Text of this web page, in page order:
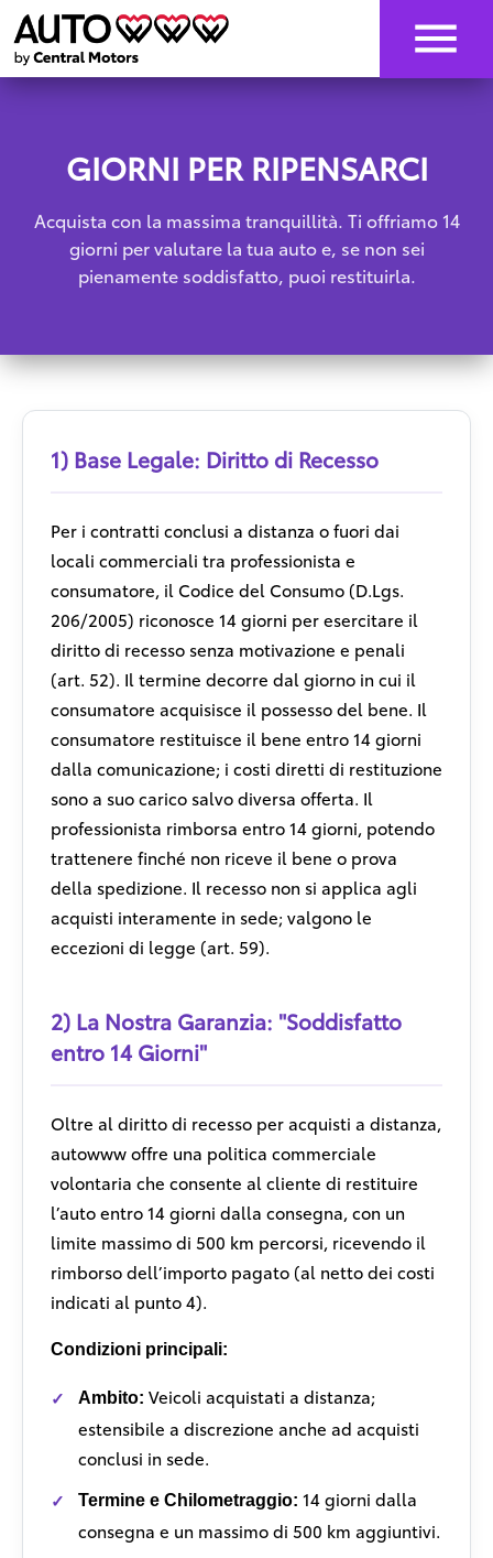
GIORNI PER RIPENSARCI
Acquista con la massima tranquillità. Ti offriamo 14
giorni per valutare la tua auto e, se non sei
pienamente soddisfatto, puoi restituirla.
1) Base Legale: Diritto di Recesso
Per i contratti conclusi a distanza o fuori dai
locali commerciali tra professionista e
consumatore, il Codice del Consumo (D.Lgs.
206/2005) riconosce 14 giorni per esercitare il
diritto di recesso senza motivazione e penali
(art. 52). Il termine decorre dal giorno in cui il
consumatore acquisisce il possesso del bene. Il
consumatore restituisce il bene entro 14 giorni
dalla comunicazione; i costi diretti di restituzione
sono a suo carico salvo diversa offerta. Il
professionista rimborsa entro 14 giorni, potendo
trattenere finché non riceve il bene o prova
della spedizione. Il recesso non si applica agli
acquisti interamente in sede; valgono le
eccezioni di legge (art. 59).
2) La Nostra Garanzia: "Soddisfatto
entro 14 Giorni"
Oltre al diritto di recesso per acquisti a distanza,
autowww offre una politica commerciale
volontaria che consente al cliente di restituire
l’auto entro 14 giorni dalla consegna, con un
limite massimo di 500 km percorsi, ricevendo il
rimborso dell’importo pagato (al netto dei costi
indicati al punto 4).
Condizioni principali:
Ambito: Veicoli acquistati a distanza;
estensibile a discrezione anche ad acquisti
conclusi in sede.
Termine e Chilometraggio: 14 giorni dalla
consegna e un massimo di 500 km aggiuntivi.